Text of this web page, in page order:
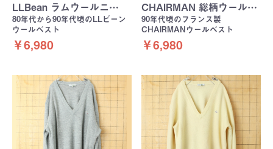
LLBean ラムウールニ…
80年代から90年代頃のLLビーン
ウールベスト
￥6,980
CHAIRMAN 総柄ウール…
90年代頃のフランス製
CHAIRMANウールベスト
￥6,980